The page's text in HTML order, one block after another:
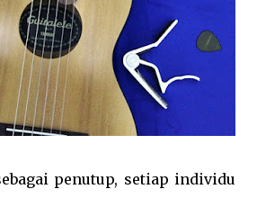
penutup, setiap individu